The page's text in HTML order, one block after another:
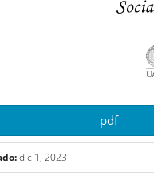
pdf
dic 1, 2023